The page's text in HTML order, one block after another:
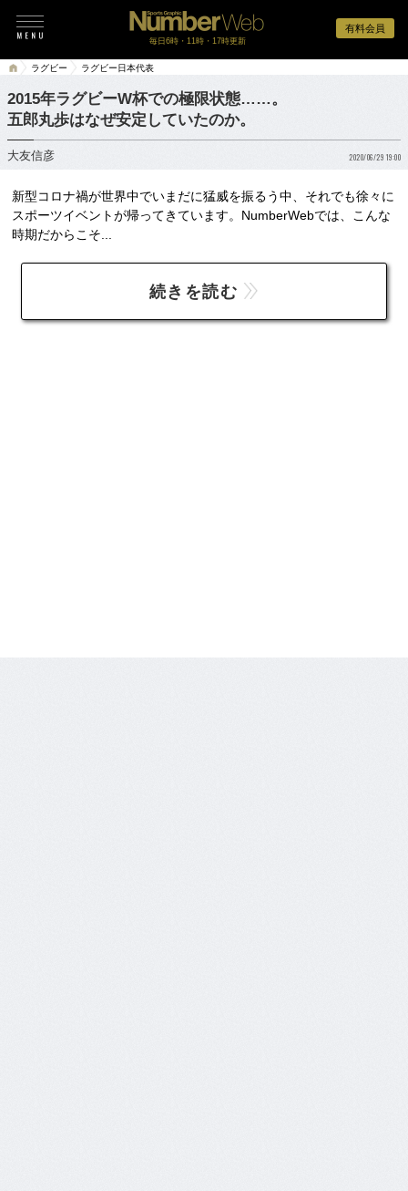
有料会員
毎日6時・11時・17時更新
ラグビー ラグビー日本代表
2015年ラグビーW杯での極限状態……。
五郎丸歩はなぜ安定していたのか。
大友信彦 2020/06/29 19:00
新型コロナ禍が世界中でいまだに猛威を振るう中、それでも徐々に
スポーツイベントが帰ってきています。NumberWebでは、こんな
時期だからこそ...
続きを読む